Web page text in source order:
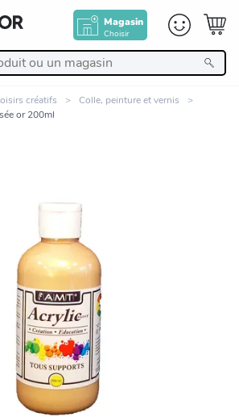
Magasin
Choisir
de la table
et beauté
rangement
créatifs
Colle, peinture et vernis
or 200ml